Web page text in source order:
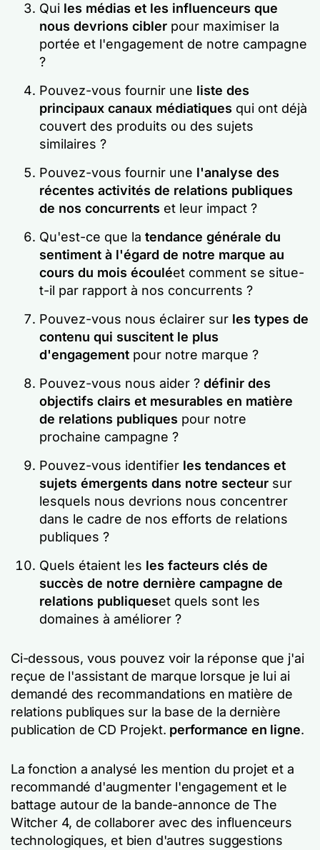
Qui les médias et les influenceurs que
nous devrions cibler pour maximiser la
portée et l'engagement de notre campagne
?
Pouvez-vous fournir une liste des
principaux canaux médiatiques qui ont déjà
couvert des produits ou des sujets
similaires ?
Pouvez-vous fournir une l'analyse des
récentes activités de relations publiques
de nos concurrents et leur impact ?
Qu'est-ce que la tendance générale du
sentiment à l'égard de notre marque au
cours du mois écouléet comment se situe-
t-il par rapport à nos concurrents ?
Pouvez-vous nous éclairer sur les types de
contenu qui suscitent le plus
d'engagement pour notre marque ?
Pouvez-vous nous aider ? définir des
objectifs clairs et mesurables en matière
de relations publiques pour notre
prochaine campagne ?
Pouvez-vous identifier les tendances et
sujets émergents dans notre secteur sur
lesquels nous devrions nous concentrer
dans le cadre de nos efforts de relations
publiques ?
Quels étaient les les facteurs clés de
succès de notre dernière campagne de
relations publiqueset quels sont les
domaines à améliorer ?
Ci-dessous, vous pouvez voir la réponse que j'ai
reçue de l'assistant de marque lorsque je lui ai
demandé des recommandations en matière de
relations publiques sur la base de la dernière
publication de CD Projekt. performance en ligne.
La fonction a analysé les mention du projet et a
recommandé d'augmenter l'engagement et le
battage autour de la bande-annonce de The
Witcher 4, de collaborer avec des influenceurs
technologiques, et bien d'autres suggestions